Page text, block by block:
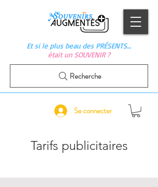
Et si le plus beau des PRÉSENTS…
était un SOUVENIR ?
Se connecter
Recherche
Tarifs publicitaires